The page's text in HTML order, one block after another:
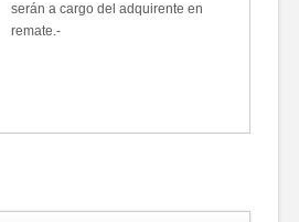
serán a cargo del adquirente en
remate.-